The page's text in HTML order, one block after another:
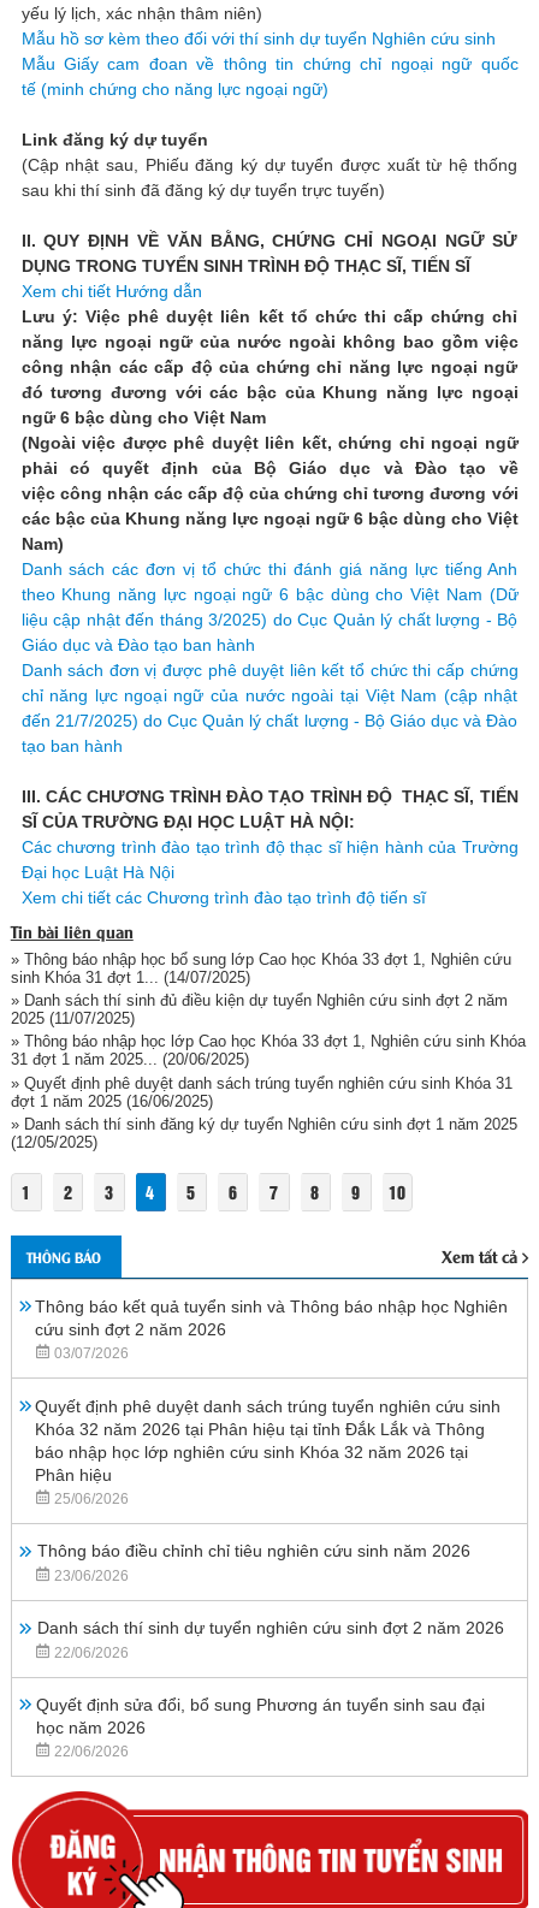
yếu lý lịch, xác nhận thâm niên)
Mẫu hồ sơ kèm theo đối với thí sinh dự tuyển Nghiên cứu sinh
Mẫu Giấy cam đoan về thông tin chứng chỉ ngoại ngữ quốc
tế (minh chứng cho năng lực ngoại ngữ)
Link đăng ký dự tuyển
(Cập nhật sau, Phiếu đăng ký dự tuyển được xuất từ hệ thống
sau khi thí sinh đã đăng ký dự tuyển trực tuyến)
II. QUY ĐỊNH VỀ VĂN BẰNG, CHỨNG CHỈ NGOẠI NGỮ SỬ
DỤNG TRONG TUYỂN SINH TRÌNH ĐỘ THẠC SĨ, TIẾN SĨ
Xem chi tiết Hướng dẫn
Lưu ý: Việc phê duyệt liên kết tổ chức thi cấp chứng chỉ
năng lực ngoại ngữ của nước ngoài không bao gồm việc
công nhận các cấp độ của chứng chỉ năng lực ngoại ngữ
đó tương đương với các bậc của Khung năng lực ngoại
ngữ 6 bậc dùng cho Việt Nam
(Ngoài việc được phê duyệt liên kết, chứng chỉ ngoại ngữ
phải có quyết định của Bộ Giáo dục và Đào tạo về
việc công nhận các cấp độ của chứng chỉ tương đương với
các bậc của Khung năng lực ngoại ngữ 6 bậc dùng cho Việt
Nam)
Danh sách các đơn vị tổ chức thi đánh giá năng lực tiếng Anh
theo Khung năng lực ngoại ngữ 6 bậc dùng cho Việt Nam (Dữ
liệu cập nhật đến tháng 3/2025) do Cục Quản lý chất lượng - Bộ
Giáo dục và Đào tạo ban hành
Danh sách đơn vị được phê duyệt liên kết tổ chức thi cấp chứng
chỉ năng lực ngoại ngữ của nước ngoài tại Việt Nam (cập nhật
đến 21/7/2025) do Cục Quản lý chất lượng - Bộ Giáo dục và Đào
tạo ban hành
III. CÁC CHƯƠNG TRÌNH ĐÀO TẠO TRÌNH ĐỘ THẠC SĨ, TIẾN
SĨ CỦA TRƯỜNG ĐẠI HỌC LUẬT HÀ NỘI:
Các chương trình đào tạo trình độ thạc sĩ hiện hành của Trường
Đại học Luật Hà Nội
Xem chi tiết các Chương trình đào tạo trình độ tiến sĩ
Tin bài liên quan
» Thông báo nhập học bổ sung lớp Cao học Khóa 33 đợt 1, Nghiên cứu
sinh Khóa 31 đợt 1...
(14/07/2025)
» Danh sách thí sinh đủ điều kiện dự tuyển Nghiên cứu sinh đợt 2 năm
2025(11/07/2025)
» Thông báo nhập học lớp Cao học Khóa 33 đợt 1, Nghiên cứu sinh Khóa
31 đợt 1 năm 2025... (20/06/2025)
» Quyết định phê duyệt danh sách trúng tuyển nghiên cứu sinh Khóa 31
đợt 1 năm 2025(16/06/2025)
» Danh sách thí sinh đăng ký dự tuyển Nghiên cứu sinh đợt 1 năm 2025
(12/05/2025)
1 2 3 4 5 6 7 8 9 10
THÔNG BÁO Xem tất cả
Thông báo kết quả tuyển sinh và Thông báo nhập học Nghiên
cứu sinh đợt 2 năm 2026
03/07/2026
Quyết định phê duyệt danh sách trúng tuyển nghiên cứu sinh
Khóa 32 năm 2026 tại Phân hiệu tại tỉnh Đắk Lắk và Thông
báo nhập học lớp nghiên cứu sinh Khóa 32 năm 2026 tại
Phân hiệu
25/06/2026
Thông báo điều chỉnh chỉ tiêu nghiên cứu sinh năm 2026
23/06/2026
Danh sách thí sinh dự tuyển nghiên cứu sinh đợt 2 năm 2026
22/06/2026
Quyết định sửa đổi, bổ sung Phương án tuyển sinh sau đại
học năm 2026
22/06/2026